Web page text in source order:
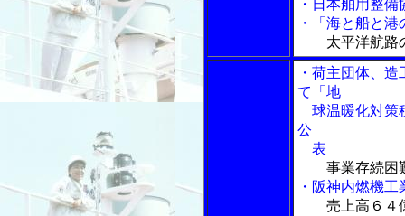
・日本舶用整
・「海と船と港
太平洋航
・荷主団体、
て「地
球温暖化対策
公
表
事業存続困
・阪神内燃機
売上高６４